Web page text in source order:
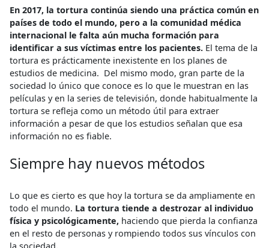
En 2017, la tortura continúa siendo una práctica común en
países de todo el mundo, pero a la comunidad médica
internacional le falta aún mucha formación para
identificar a sus víctimas entre los pacientes. El tema de la
tortura es prácticamente inexistente en los planes de
estudios de medicina. Del mismo modo, gran parte de la
sociedad lo único que conoce es lo que le muestran en las
películas y en la series de televisión, donde habitualmente la
tortura se refleja como un método útil para extraer
información a pesar de que los estudios señalan que esa
información no es fiable.
Siempre hay nuevos métodos
Lo que es cierto es que hoy la tortura se da ampliamente en
todo el mundo. La tortura tiende a destrozar al individuo
física y psicológicamente, haciendo que pierda la confianza
en el resto de personas y rompiendo todos sus vínculos con